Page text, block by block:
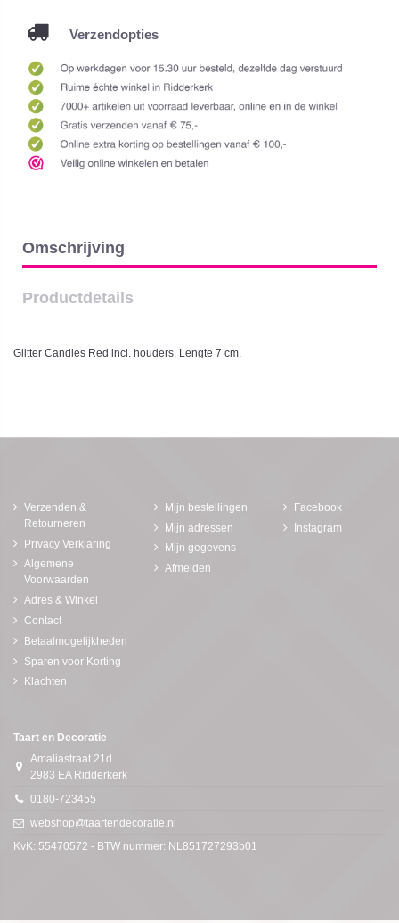
Verzendopties
Omschrijving
Productdetails
Glitter Candles Red incl. houders. Lengte 7 cm.
Verzenden &
Retourneren
Privacy Verklaring
Algemene
Voorwaarden
Adres & Winkel
Contact
Betaalmogelijkheden
Sparen voor Korting
Klachten
Mijn bestellingen
Mijn adressen
Mijn gegevens
Afmelden
Facebook
Instagram
Taart en Decoratie
Amaliastraat 21d
2983 EA Ridderkerk
0180-723455
webshop@taartendecoratie.nl
KvK: 55470572 - BTW nummer: NL851727293b01